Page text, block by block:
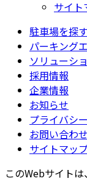
サイト
駐車場を探す
パーキング
ソリューシ
採用情報
企業情報
お知らせ
プライバシ
お問い合わせ
サイトマッ
このWebサイト